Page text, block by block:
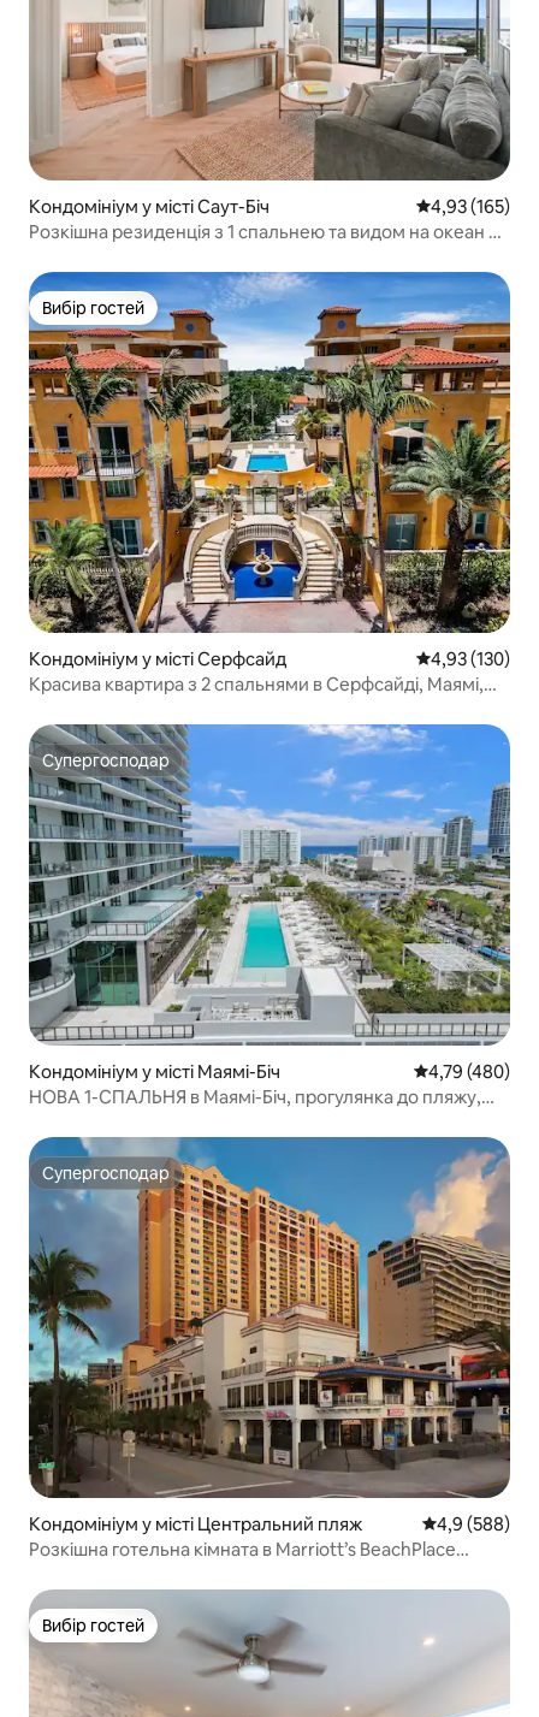
Кондомініум у місті Саут-Біч Середня
4,93 (165)
Розкішна резиденція з 1 спальнею та видом на океан у
Вибір гостей
Вибір гостей
Кондомініум у місті Серфсайд Середня
4,93 (130)
Красива квартира з 2 спальнями в Серфсайді, Маямі,
Супергосподар
Супергосподар
Кондомініум у місті Маямі-Біч Середня
4,79 (480)
НОВА 1-СПАЛЬНЯ в Маямі-Біч, прогулянка до пляжу,
Супергосподар
Супергосподар
Кондомініум у місті Центральний пляж Середня
4,9 (588)
Розкішна готельна кімната в Marriott’s BeachPlace
Вибір гостей
Вибір гостей